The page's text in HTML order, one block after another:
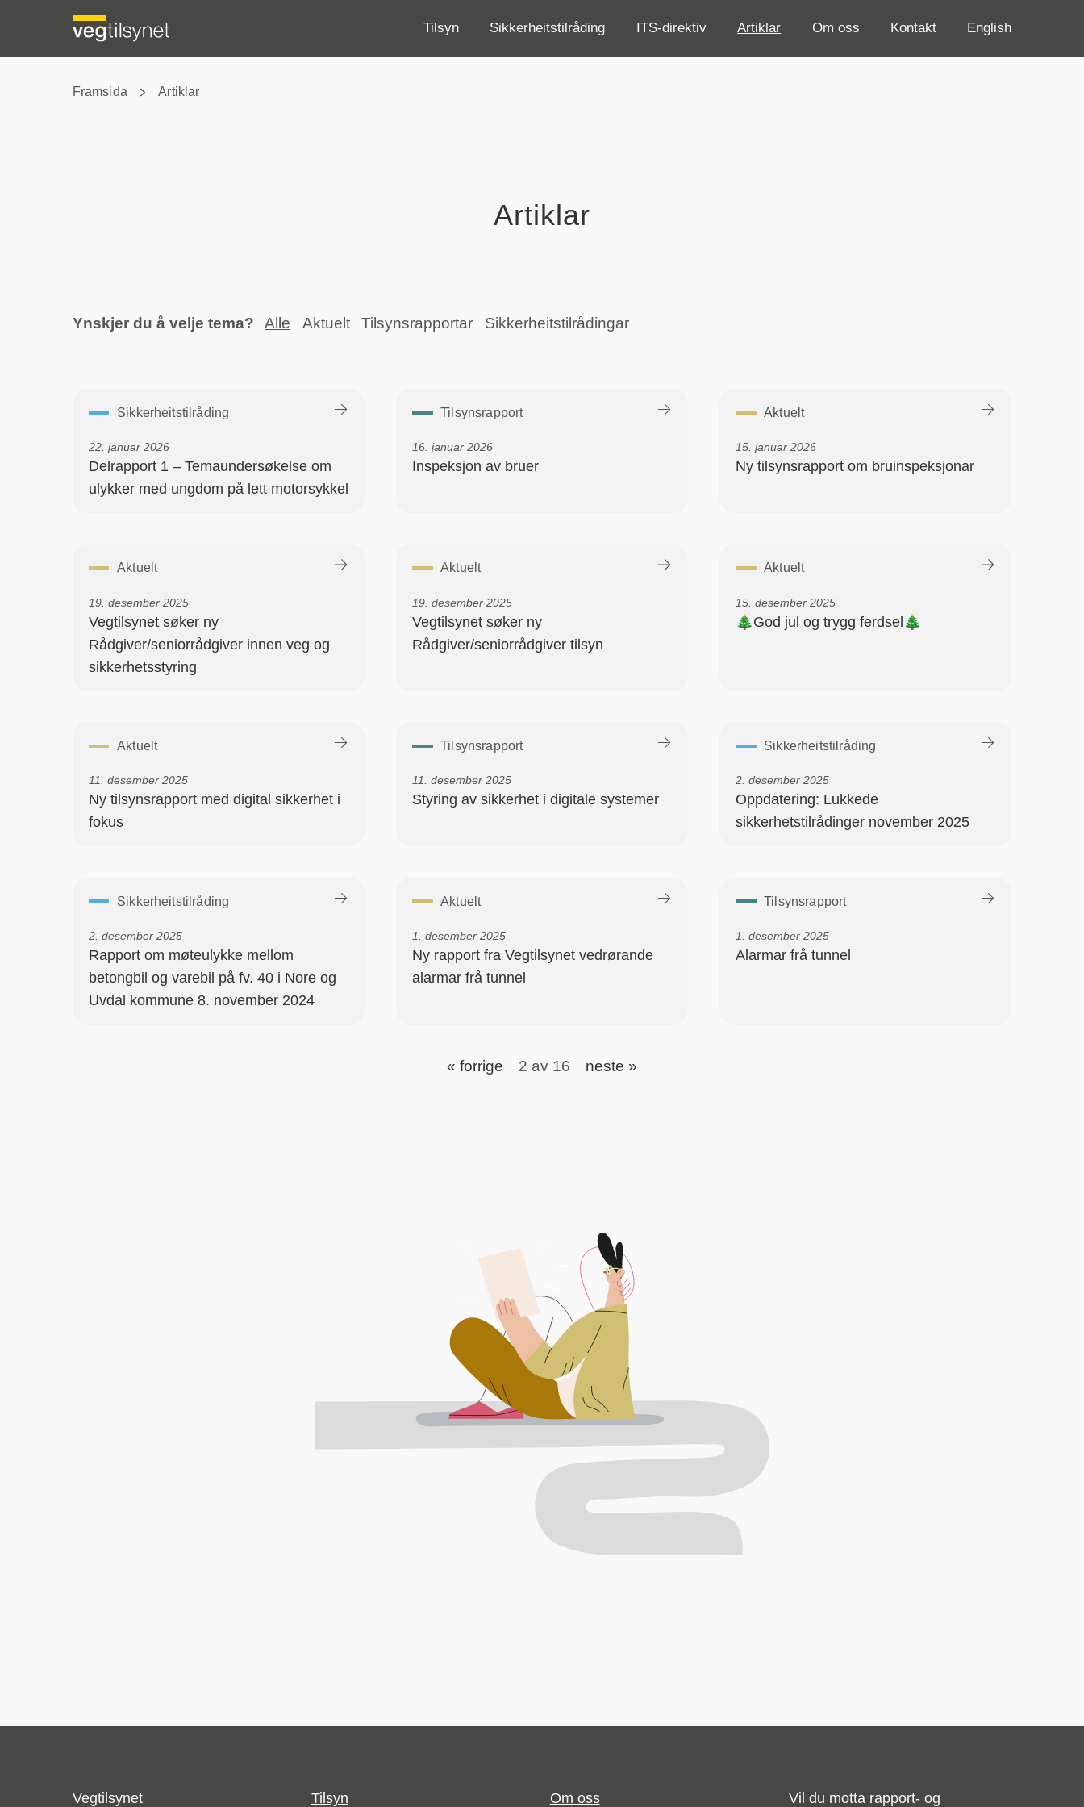
Tilsyn Sikkerheitstilråding ITS-direktiv Artiklar Om oss Kontakt English
Framsida Artiklar
Artiklar
Ynskjer du å velje tema? Alle Aktuelt Tilsynsrapportar Sikkerheitstilrådingar
Sikkerheitstilråding
22. januar 2026
Delrapport 1 – Temaundersøkelse om
ulykker med ungdom på lett motorsykkel
Tilsynsrapport
16. januar 2026
Inspeksjon av bruer
Aktuelt
15. januar 2026
Ny tilsynsrapport om bruinspeksjonar
Aktuelt
19. desember 2025
Vegtilsynet søker ny
Rådgiver/seniorrådgiver innen veg og
sikkerhetsstyring
Aktuelt
19. desember 2025
Vegtilsynet søker ny
Rådgiver/seniorrådgiver tilsyn
Aktuelt
15. desember 2025
🎄God jul og trygg ferdsel🎄
Aktuelt
11. desember 2025
Ny tilsynsrapport med digital sikkerhet i
fokus
Tilsynsrapport
11. desember 2025
Styring av sikkerhet i digitale systemer
Sikkerheitstilråding
2. desember 2025
Oppdatering: Lukkede
sikkerhetstilrådinger november 2025
Sikkerheitstilråding
2. desember 2025
Rapport om møteulykke mellom
betongbil og varebil på fv. 40 i Nore og
Uvdal kommune 8. november 2024
Aktuelt
1. desember 2025
Ny rapport fra Vegtilsynet vedrørande
alarmar frå tunnel
Tilsynsrapport
1. desember 2025
Alarmar frå tunnel
« forrige 2 av 16 neste »
Vegtilsynet Tilsyn Om oss Vil du motta rapport- og